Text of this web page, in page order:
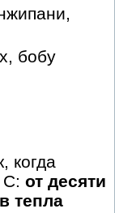
бобу
когда
С: от десяти
тепла